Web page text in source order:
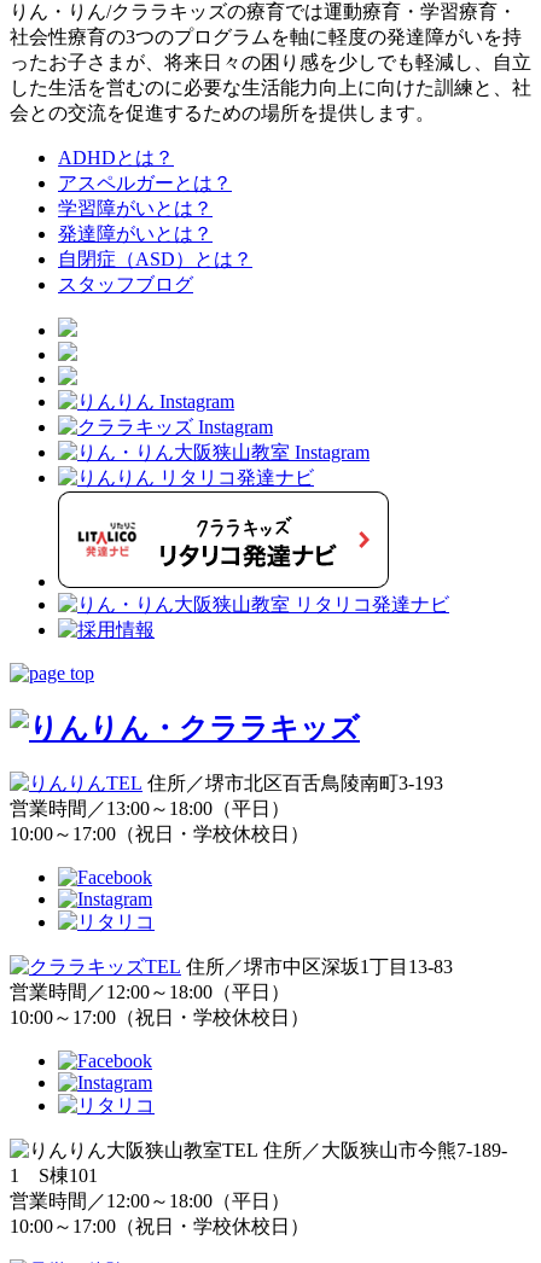
りん・りん/クララキッズの療育では運動療育・学習療育・
社会性療育の3つのプログラムを軸に軽度の発達障がいを持
ったお子さまが、将来日々の困り感を少しでも軽減し、自立
した生活を営むのに必要な生活能力向上に向けた訓練と、社
会との交流を促進するための場所を提供します。
ADHDとは？
アスペルガーとは？
学習障がいとは？
発達障がいとは？
自閉症（ASD）とは？
スタッフブログ
住所／堺市北区百舌鳥陵南町3-193
営業時間／13:00～18:00（平日）
10:00～17:00（祝日・学校休校日）
住所／堺市中区深坂1丁目13-83
営業時間／12:00～18:00（平日）
10:00～17:00（祝日・学校休校日）
住所／大阪狭山市今熊7-189-
1 S棟101
営業時間／12:00～18:00（平日）
10:00～17:00（祝日・学校休校日）